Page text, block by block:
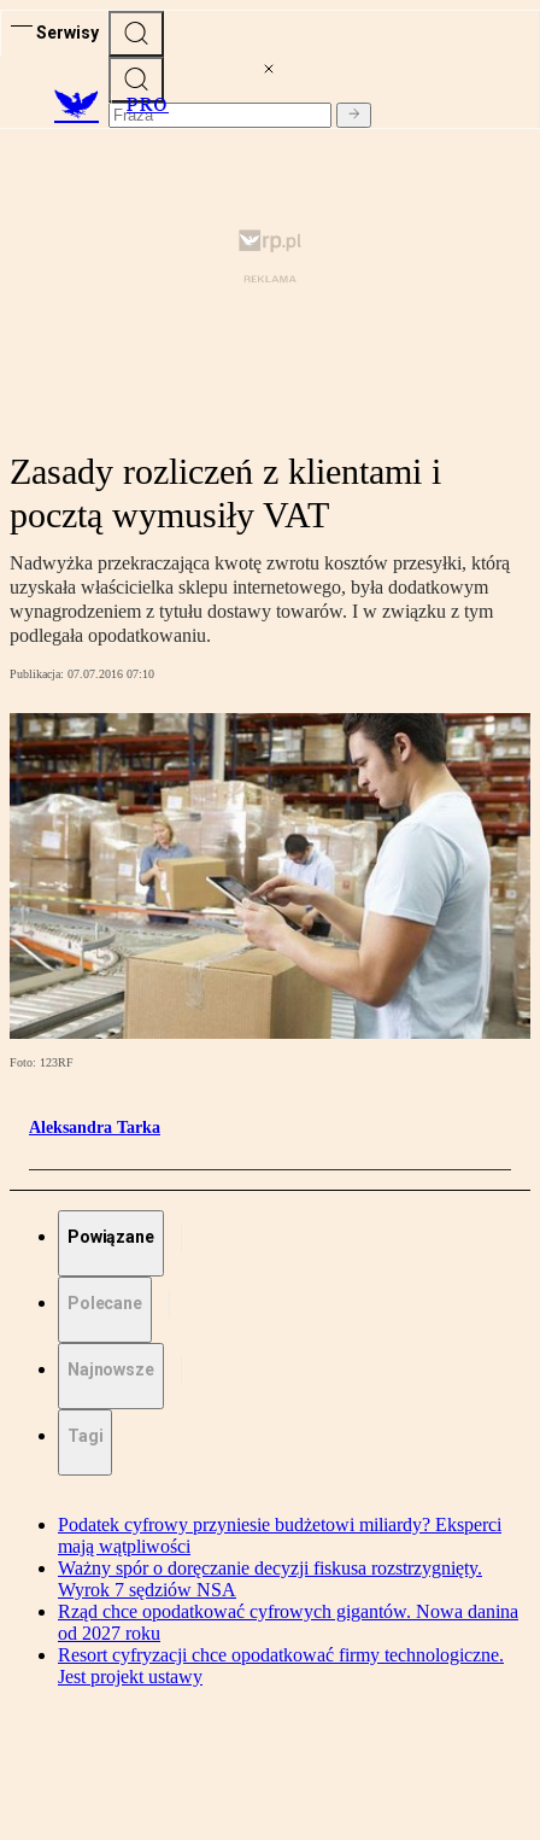
Serwisy
PRO
Zasady rozliczeń z klientami i
pocztą wymusiły VAT
Nadwyżka przekraczająca kwotę zwrotu kosztów przesyłki, którą
uzyskała właścicielka sklepu internetowego, była dodatkowym
wynagrodzeniem z tytułu dostawy towarów. I w związku z tym
podlegała opodatkowaniu.
Publikacja: 07.07.2016 07:10
Foto: 123RF
Aleksandra Tarka
Powiązane
Polecane
Najnowsze
Tagi
Podatek cyfrowy przyniesie budżetowi miliardy? Eksperci
mają wątpliwości
Ważny spór o doręczanie decyzji fiskusa rozstrzygnięty.
Wyrok 7 sędziów NSA
Rząd chce opodatkować cyfrowych gigantów. Nowa danina
od 2027 roku
Resort cyfryzacji chce opodatkować firmy technologiczne.
Jest projekt ustawy